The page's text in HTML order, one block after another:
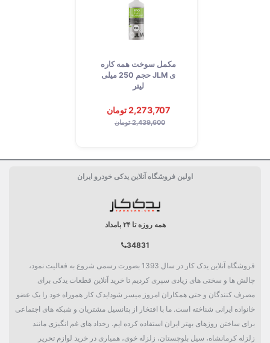
مکمل سوخت همه کاره
ی JLM حجم 250 میلی
لیتر
2,273,707 تومان
2,439,600 تومان
اولین فروشگاه آنلاین یدکی خودرو ایران
همه روزه تا ۲۴ بامداد
34831
فروشگاه آنلاین یدک کار در سال 1393 بصورت رسمی شروع به فعالیت نمود،
چالش ها و سختی های زیادی سپری کردیم تا خرید آنلاین قطعات یدکی برای
مصرف کنندگان و حتی همکاران امروز میسر شود!یدک کار هموراه خود را یک عضو
خانواده ایرانی شناخته است. ما با افتخار از پتانسیل مشتریان و شبکه های اجتماعی
برای ساختن روزهای بهتر ایران استفاده کرده ایم. رخداد های غم انگیزی مانند
زلزله کرمانشاه، سیل بلوچستان، زلزله خوی، همیاری در خرید لوازم تحریر